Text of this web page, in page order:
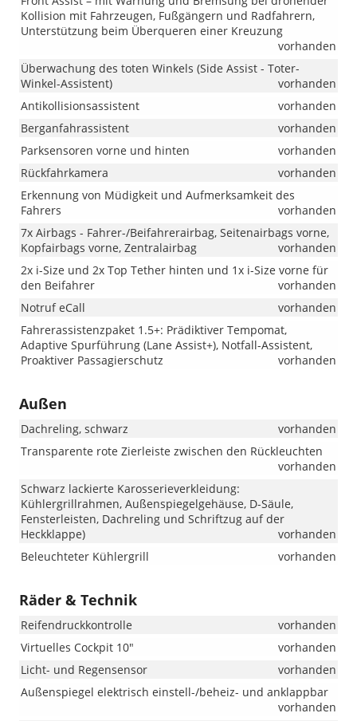
Kollision mit Fahrzeugen, Fußgängern und Radfahrern,
Unterstützung beim Überqueren einer Kreuzung
vorhanden
Überwachung des toten Winkels (Side Assist - Toter-
Winkel-Assistent)
vorhanden
Antikollisionsassistent
vorhanden
Berganfahrassistent
vorhanden
Parksensoren vorne und hinten
vorhanden
Rückfahrkamera
vorhanden
Erkennung von Müdigkeit und Aufmerksamkeit des
Fahrers
vorhanden
7x Airbags - Fahrer-/Beifahrerairbag, Seitenairbags vorne,
Kopfairbags vorne, Zentralairbag
vorhanden
2x i-Size und 2x Top Tether hinten und 1x i-Size vorne für
den Beifahrer
vorhanden
Notruf eCall
vorhanden
Fahrerassistenzpaket 1.5+: Prädiktiver Tempomat,
Adaptive Spurführung (Lane Assist+), Notfall-Assistent,
Proaktiver Passagierschutz
vorhanden
Außen
Dachreling, schwarz
vorhanden
Transparente rote Zierleiste zwischen den Rückleuchten
vorhanden
Schwarz lackierte Karosserieverkleidung:
Kühlergrillrahmen, Außenspiegelgehäuse, D-Säule,
Fensterleisten, Dachreling und Schriftzug auf der
Heckklappe)
vorhanden
Beleuchteter Kühlergrill
vorhanden
Räder & Technik
Reifendruckkontrolle
vorhanden
Virtuelles Cockpit 10"
vorhanden
Licht- und Regensensor
vorhanden
Außenspiegel elektrisch einstell-/beheiz- und anklappbar
vorhanden